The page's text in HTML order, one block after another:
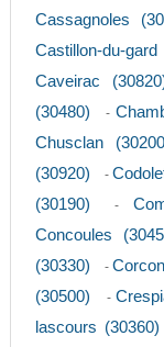
Cassagnoles
Castillon-du-
Caveirac
(30480)
-
Chusclan
(30920)
-
(30190)
-
Concoules
(30330)
-
(30500)
-
lascours (30360)